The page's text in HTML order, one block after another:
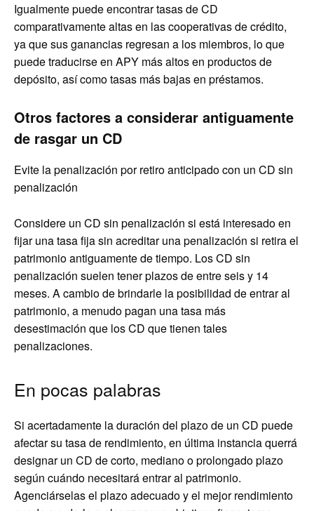
Igualmente puede encontrar tasas de CD
comparativamente altas en las cooperativas de crédito,
ya que sus ganancias regresan a los miembros, lo que
puede traducirse en APY más altos en productos de
depósito, así como tasas más bajas en préstamos.
Otros factores a considerar antiguamente
de rasgar un CD
Evite la penalización por retiro anticipado con un CD sin
penalización
Considere un CD sin penalización si está interesado en
fijar una tasa fija sin acreditar una penalización si retira el
patrimonio antiguamente de tiempo. Los CD sin
penalización suelen tener plazos de entre seis y 14
meses. A cambio de brindarle la posibilidad de entrar al
patrimonio, a menudo pagan una tasa más
desestimación que los CD que tienen tales
penalizaciones.
En pocas palabras
Si acertadamente la duración del plazo de un CD puede
afectar su tasa de rendimiento, en última instancia querrá
designar un CD de corto, mediano o prolongado plazo
según cuándo necesitará entrar al patrimonio.
Agenciárselas el plazo adecuado y el mejor rendimiento